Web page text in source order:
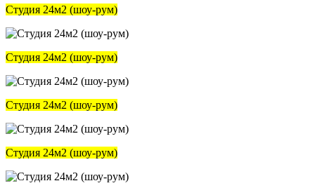
Студия 24м2 (шоу-рум)
Студия 24м2 (шоу-рум)
Студия 24м2 (шоу-рум)
Студия 24м2 (шоу-рум)